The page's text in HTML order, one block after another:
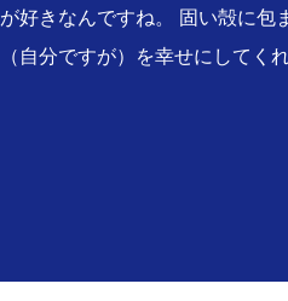
が好きなんですね。 固い殻に包
（自分ですが）を幸せにして